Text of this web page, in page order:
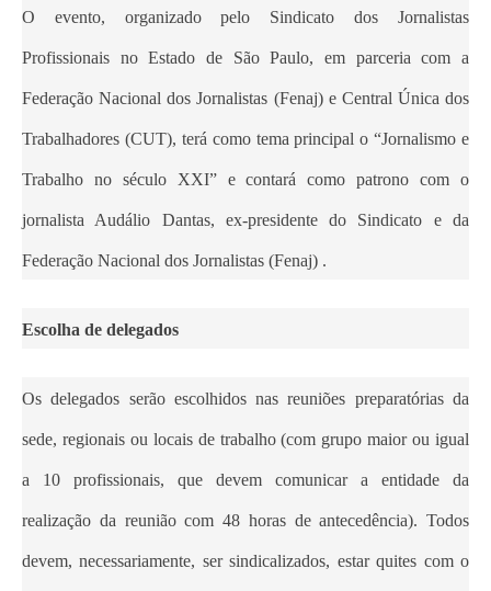
O evento, organizado pelo Sindicato dos Jornalistas
Profissionais no Estado de São Paulo, em parceria com a
Federação Nacional dos Jornalistas (Fenaj) e Central Única dos
Trabalhadores (CUT), terá como tema principal o “Jornalismo e
Trabalho no século XXI” e contará como patrono com o
jornalista Audálio Dantas, ex-presidente do Sindicato e da
Federação Nacional dos Jornalistas (Fenaj) .
Escolha de delegados
Os delegados serão escolhidos nas reuniões preparatórias da
sede, regionais ou locais de trabalho (com grupo maior ou igual
a 10 profissionais, que devem comunicar a entidade da
realização da reunião com 48 horas de antecedência). Todos
devem, necessariamente, ser sindicalizados, estar quites com o